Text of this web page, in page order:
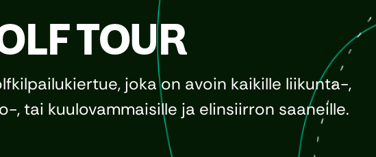
TOUR
joka on avoin kaikille liikunta-,
, tai kuulovammaisille ja elinsiirron saaneille.